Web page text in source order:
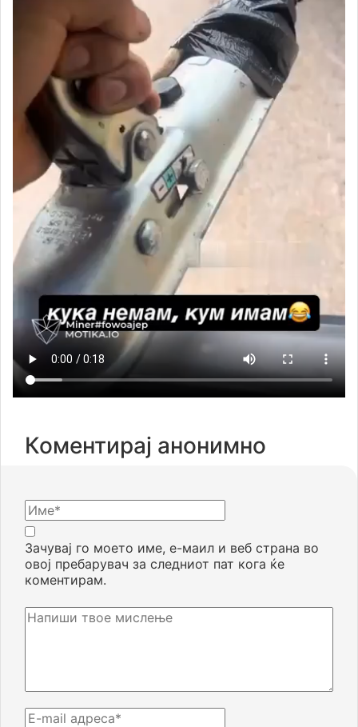
Коментирај анонимно
Зачувај го моето име, е-маил и веб страна во
овој пребарувач за следниот пат кога ќе
коментирам.